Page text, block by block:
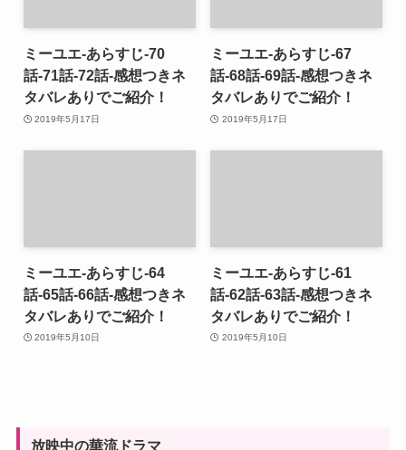
ミーユエ-あらすじ-70
話-71話-72話-感想つきネ
タバレありでご紹介！
2019年5月17日
ミーユエ-あらすじ-67
話-68話-69話-感想つきネ
タバレありでご紹介！
2019年5月17日
ミーユエ-あらすじ-64
話-65話-66話-感想つきネ
タバレありでご紹介！
2019年5月10日
ミーユエ-あらすじ-61
話-62話-63話-感想つきネ
タバレありでご紹介！
2019年5月10日
放映中の華流ドラマ